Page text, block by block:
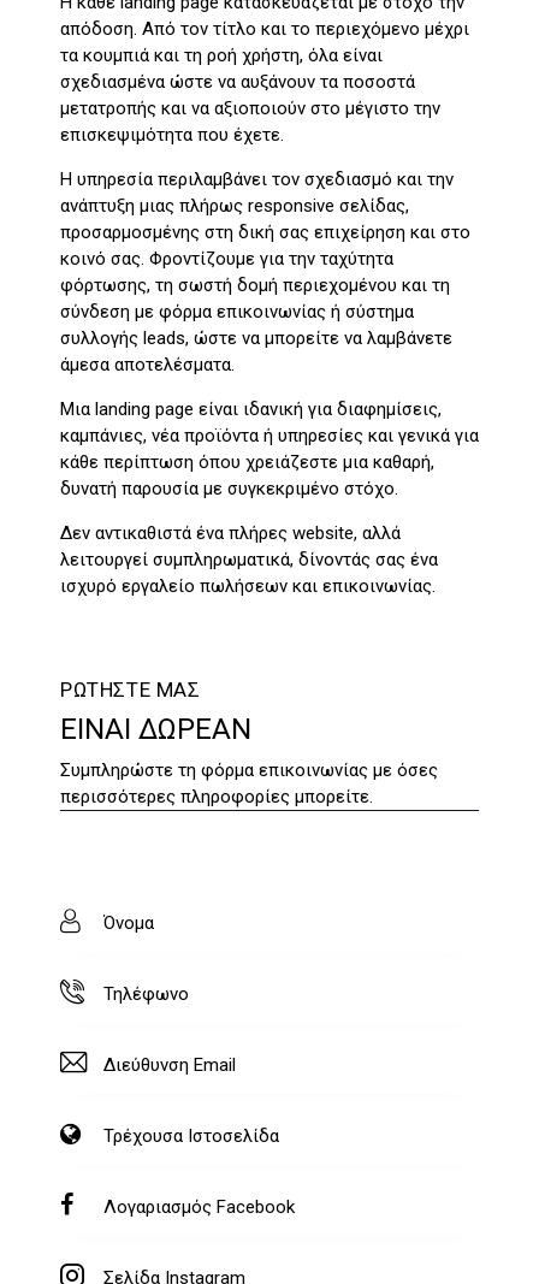
απόδοση. Από τον τίτλο και το περιεχόμενο μέχρι
τα κουμπιά και τη ροή χρήστη, όλα είναι
σχεδιασμένα ώστε να αυξάνουν τα ποσοστά
μετατροπής και να αξιοποιούν στο μέγιστο την
επισκεψιμότητα που έχετε.
Η υπηρεσία περιλαμβάνει τον σχεδιασμό και την
ανάπτυξη μιας πλήρως responsive σελίδας,
προσαρμοσμένης στη δική σας επιχείρηση και στο
κοινό σας. Φροντίζουμε για την ταχύτητα
φόρτωσης, τη σωστή δομή περιεχομένου και τη
σύνδεση με φόρμα επικοινωνίας ή σύστημα
συλλογής leads, ώστε να μπορείτε να λαμβάνετε
άμεσα αποτελέσματα.
Μια landing page είναι ιδανική για διαφημίσεις,
καμπάνιες, νέα προϊόντα ή υπηρεσίες και γενικά για
κάθε περίπτωση όπου χρειάζεστε μια καθαρή,
δυνατή παρουσία με συγκεκριμένο στόχο.
Δεν αντικαθιστά ένα πλήρες website, αλλά
λειτουργεί συμπληρωματικά, δίνοντάς σας ένα
ισχυρό εργαλείο πωλήσεων και επικοινωνίας.
ΡΩΤΗΣΤΕ ΜΑΣ
ΕΙΝΑΙ ΔΩΡΕΑΝ
Συμπληρώστε τη φόρμα επικοινωνίας με όσες
περισσότερες πληροφορίες μπορείτε.